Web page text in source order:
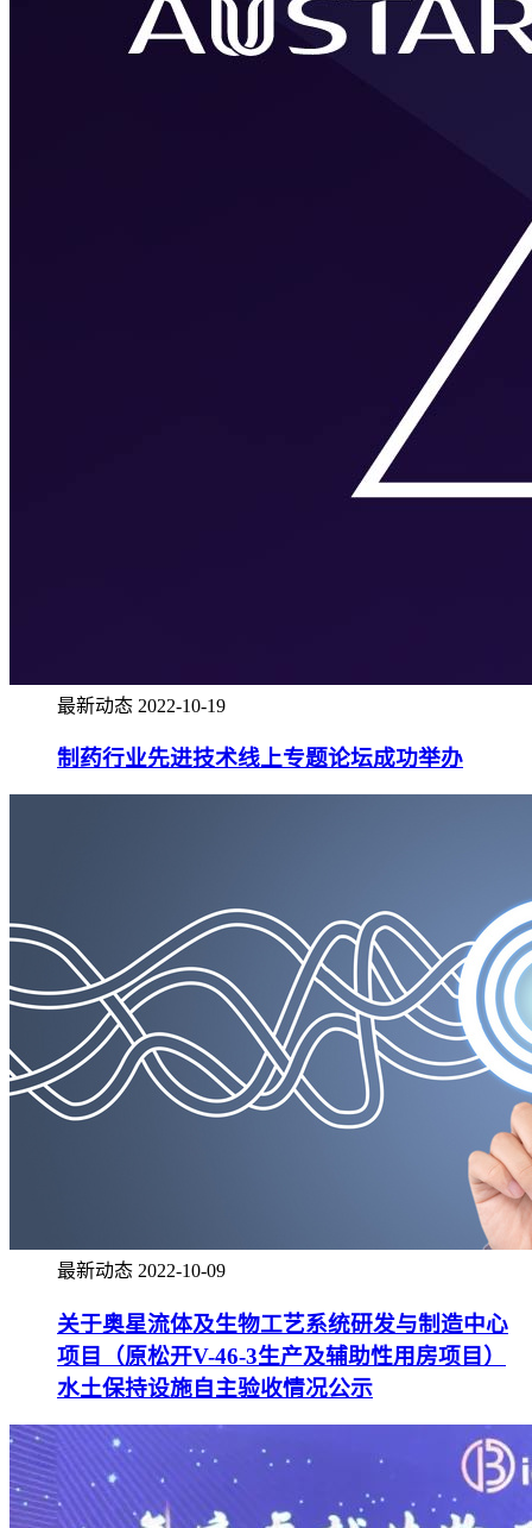
最新动态 2022-10-19
制药行业先进技术线上专题论坛成功举办
最新动态 2022-10-09
关于奥星流体及生物工艺系统研发与制造中心
项目（原松开V-46-3生产及辅助性用房项目）
水土保持设施自主验收情况公示